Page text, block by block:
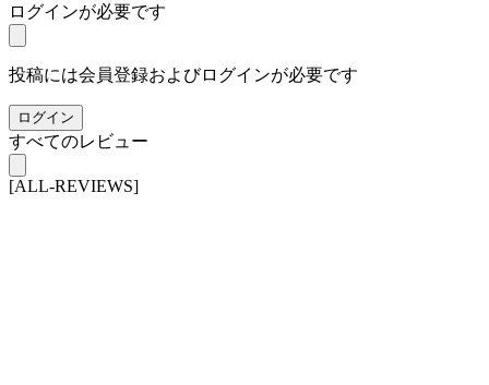
ログインが必要です
投稿には会員登録およびログインが必要です
ログイン
すべてのレビュー
[ALL-REVIEWS]